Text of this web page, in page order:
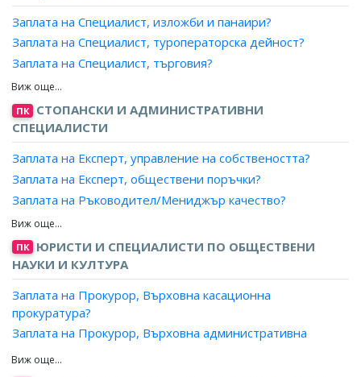
Заплата на Специалист, изложби и панаири?
Заплата на Специалист, туроператорска дейност?
Заплата на Специалист, търговия?
Заплата на Специалист, продажби?
Заплата на Специалист, маркетинг и реклама?
Заплата на Рекламен агент?
Заплата на Аукционер, провеждане на търгове?
Заплата на Агент, литературен?
Заплата на Агент, музикални представления?
Заплата на Агент, спорт?
Заплата на Агент, театрален?
Заплата на Представител, бизнес услуги?
Заплата на Продавач, бизнес услуги?
Заплата на Отговорник телефонни продажби?
Заплата на Отговорник куриери?
Заплата на Отговорник диспечери, куриерски услуги?
Заплата на Организатор, куриерска дейност?
ПК СТОПАНСКИ И АДМИНИСТРАТИВНИ
СПЕЦИАЛИСТИ
Заплата на Експерт, управление на собствеността?
Заплата на Експерт, обществени поръчки?
Заплата на Ръководител/Мениджър качество?
Заплата на Експерт лизинг?
Заплата на Мениджър, ключови клиенти?
Заплата на Експерт доставки, преработваща
промишленост?
Заплата на Мениджър, проекти?
Заплата на Експерт, продажби?
Заплата на Търговски пълномощник?
Заплата на Ръководител търговски екип?
ПК
ЮРИСТИ И СПЕЦИАЛИСТИ ПО ОБЩЕСТВЕНИ
НАУКИ И КУЛТУРА
Заплата на Прокурор, Върховна касационна
прокуратура?
Заплата на Прокурор, Върховна административна
Заплата на Следовател, Национална следствена служба?